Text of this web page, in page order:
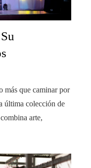
más que caminar por
última colección de
arte,